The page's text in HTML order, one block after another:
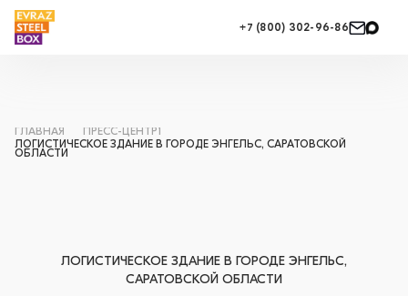
+7 (800) 302-96-86
ГЛАВНАЯ
ПРЕСС-ЦЕНТР1
ЛОГИСТИЧЕСКОЕ ЗДАНИЕ В ГОРОДЕ ЭНГЕЛЬС, САРАТОВСКОЙ
ОБЛАСТИ
ЛОГИСТИЧЕСКОЕ ЗДАНИЕ В ГОРОДЕ ЭНГЕЛЬС,
САРАТОВСКОЙ ОБЛАСТИ